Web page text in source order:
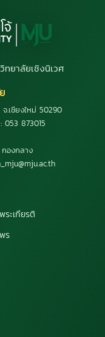
ทยาลัยเชิงนิเวศ
.เชียงใหม่ 50290
053 873015
กองกลาง
ระเกียรติ
ร